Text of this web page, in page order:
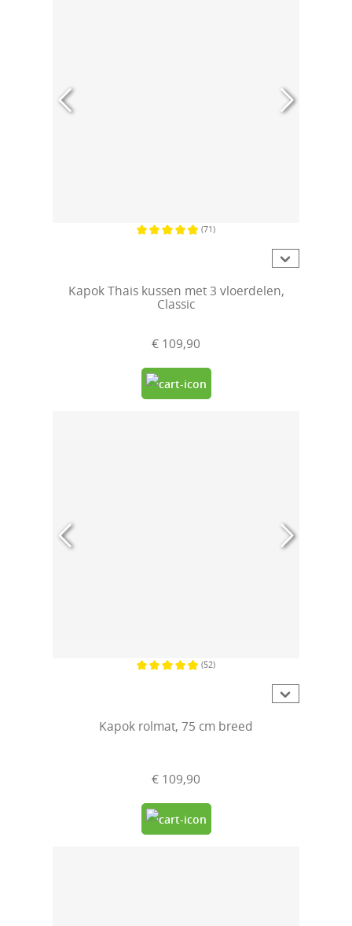
(71)
Kapok Thais kussen met 3 vloerdelen,
Classic
€ 109,90
(52)
Kapok rolmat, 75 cm breed
€ 109,90